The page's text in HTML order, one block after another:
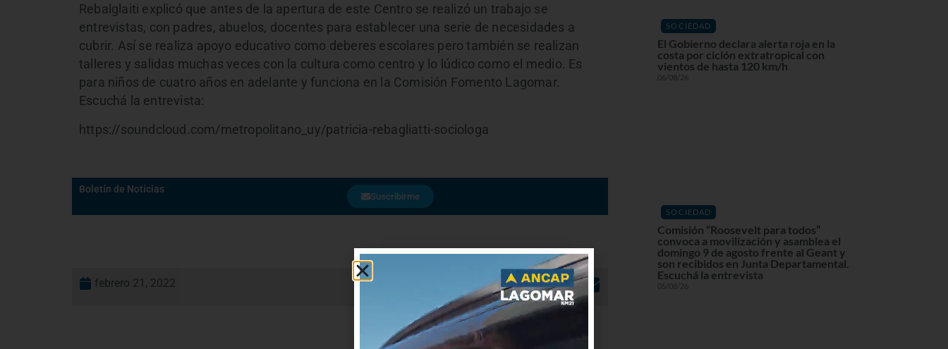
Rebalglaiti explicó que antes de la apertura de este Centro se realizó un trabajo se
entrevistas, con padres, abuelos, docentes para establecer una serie de necesidades a
cubrir. Así se realiza apoyo educativo como deberes escolares pero también se realizan
talleres y salidas muchas veces con la cultura como centro y lo lúdico como el medio. Es
para niños de cuatro años en adelante y funciona en la Comisión Fomento Lagomar.
Escuchá la entrevista:
https://soundcloud.com/metropolitano_uy/patricia-rebagliatti-sociologa
Boletín de Noticias
Suscribirme
febrero 21, 2022
SOCIEDAD
El Gobierno declara alerta roja en la
costa por ciclón extratropical con
vientos de hasta 120 km/h
06/08/26
SOCIEDAD
Comisión “Roosevelt para todos”
convoca a movilización y asamblea el
domingo 9 de agosto frente al Geant y
son recibidos en Junta Departamental.
Escuchá la entrevista
05/08/26